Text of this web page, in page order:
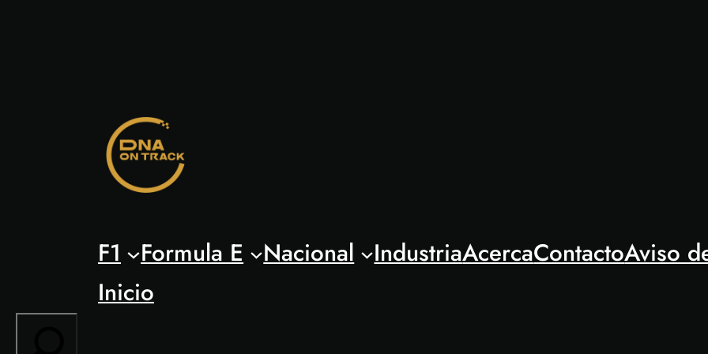
F1 Formula E Nacional IndustriaAcercaContactoAviso
Inicio